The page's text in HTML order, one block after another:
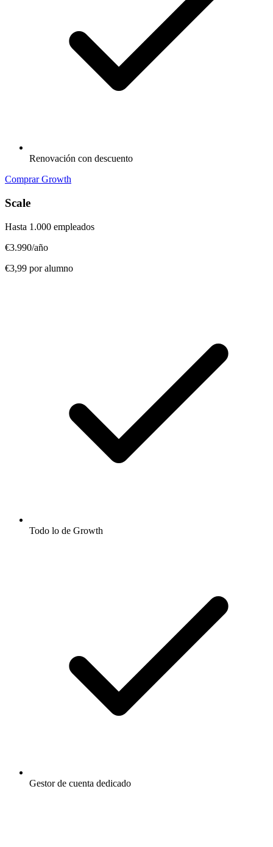
Renovación con descuento
Comprar Growth
Scale
Hasta 1.000 empleados
€3.990/año
€3,99 por alumno
Todo lo de Growth
Gestor de cuenta dedicado